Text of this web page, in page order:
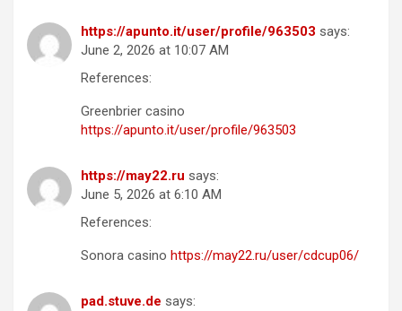
https://apunto.it/user/profile/963503 says:
June 2, 2026 at 10:07 AM
References:
Greenbrier casino
https://apunto.it/user/profile/963503
https://may22.ru says:
June 5, 2026 at 6:10 AM
References:
Sonora casino https://may22.ru/user/cdcup06/
pad.stuve.de says: